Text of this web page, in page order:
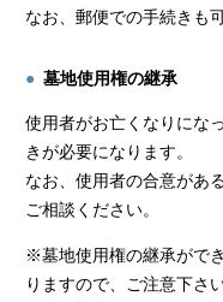
なお、郵便での手続きも
墓地使用権の継承
使用者がお亡くなりにな
きが必要になります。
なお、使用者の合意があ
ご相談ください。
※墓地使用権の継承がで
りますので、ご注意下さい